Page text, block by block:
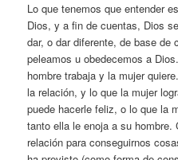
Lo que tenemos que entender
Dios, y a fin de cuentas, Dios
dar, o dar diferente, de base
peleamos u obedecemos a
hombre trabaja y la mujer
la relación, y lo que la mujer
puede hacerle feliz, o lo que la
tanto ella le enoja a su
relación para conseguirnos